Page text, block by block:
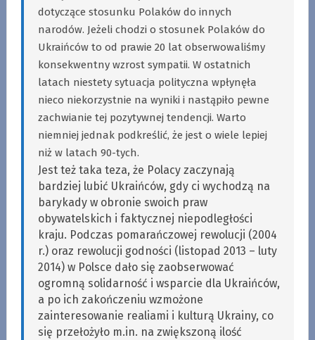
dotyczące stosunku Polaków do innych
narodów. Jeżeli chodzi o stosunek Polaków do
Ukraińców to od prawie 20 lat obserwowaliśmy
konsekwentny wzrost sympatii. W ostatnich
latach niestety sytuacja polityczna wpłynęła
nieco niekorzystnie na wyniki i nastąpiło pewne
zachwianie tej pozytywnej tendencji. Warto
niemniej jednak podkreślić, że jest o wiele lepiej
niż w latach 90-tych.
Jest też taka teza, że Polacy zaczynają
bardziej lubić Ukraińców, gdy ci wychodzą na
barykady w obronie swoich praw
obywatelskich i faktycznej niepodległości
kraju. Podczas pomarańczowej rewolucji (2004
r.) oraz rewolucji godności (listopad 2013 – luty
2014) w Polsce dało się zaobserwować
ogromną solidarność i wsparcie dla Ukraińców,
a po ich zakończeniu wzmożone
zainteresowanie realiami i kulturą Ukrainy, co
się przełożyło m.in. na zwiększoną ilość